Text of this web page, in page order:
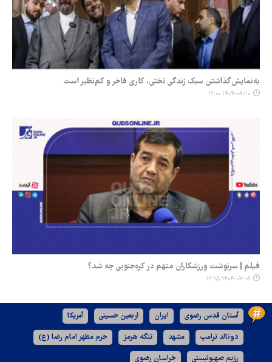
به‌نمایش‌گذاشتن سبک زندگی تختی، کاری فاخر و کم‌نظیر است
۱۴۰۴-۰۹-۱۰ ۱۲:۰۰
فیلم | سرنوشت ورزشکاران متهم در کره‌جنوبی چه شد؟
۱۴۰۴-۰۷-۰۹ ۱۳:۱۵
آستان قدس رضوی ایران اربعین حسینی آمریکا
دونالد ترامپ مشهد تنگه هرمز حرم مطهر امام رضا (ع)
رژیم صهیونیستی خراسان رضوی